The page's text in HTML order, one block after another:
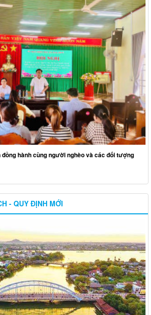
đồng hành cùng người nghèo và các đối tượng
- QUY ĐỊNH MỚI